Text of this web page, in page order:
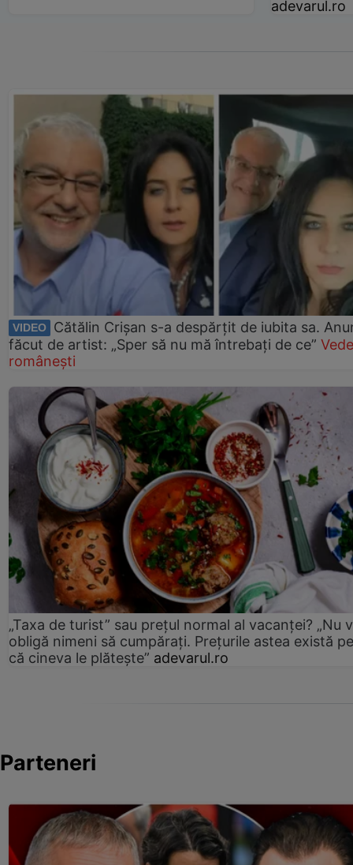
adevarul.ro
VIDEO
Cătălin Crișan s-a despărțit de iubita sa.
făcut de artist: „Sper să nu mă întrebați de ce”
românești
„Taxa de turist” sau prețul normal al vacanței? „Nu
obligă nimeni să cumpărați. Prețurile astea există
că cineva le plătește” adevarul.ro
Parteneri